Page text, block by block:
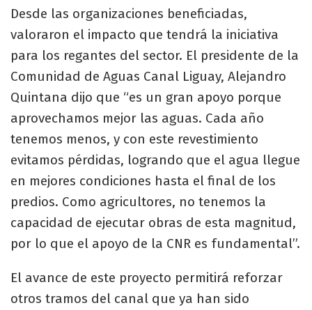
Desde las organizaciones beneficiadas,
valoraron el impacto que tendrá la iniciativa
para los regantes del sector. El presidente de la
Comunidad de Aguas Canal Liguay, Alejandro
Quintana dijo que “es un gran apoyo porque
aprovechamos mejor las aguas. Cada año
tenemos menos, y con este revestimiento
evitamos pérdidas, logrando que el agua llegue
en mejores condiciones hasta el final de los
predios. Como agricultores, no tenemos la
capacidad de ejecutar obras de esta magnitud,
por lo que el apoyo de la CNR es fundamental”.
El avance de este proyecto permitirá reforzar
otros tramos del canal que ya han sido